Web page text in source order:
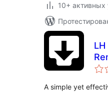
10+ активных
A simple yet